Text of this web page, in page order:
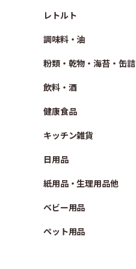
レトルト
調味料・油
粉類・乾物・海苔・缶詰
飲料・酒
健康食品
キッチン雑貨
日用品
紙用品・生理用品他
ベビー用品
ペット用品